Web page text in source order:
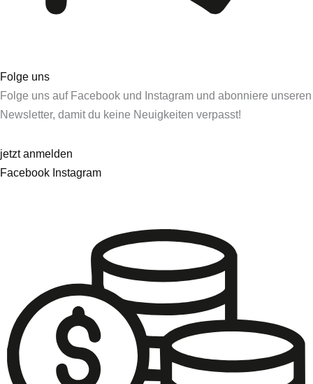
Folge uns
Folge uns auf Facebook und Instagram und abonniere unseren
Newsletter, damit du keine Neuigkeiten verpasst!
jetzt anmelden
Facebook Instagram